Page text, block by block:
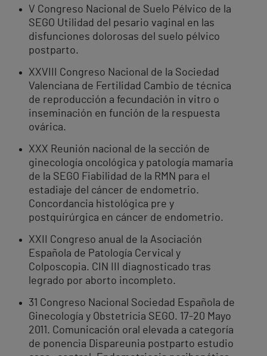
V Congreso Nacional de Suelo Pélvico de la
SEGO Utilidad del pesario vaginal en las
disfunciones dolorosas del suelo pélvico
postparto.
XXVIII Congreso Nacional de la Sociedad
Valenciana de Fertilidad Cambio de técnica
de reproducción a fecundación in vitro o
inseminación en función de la respuesta
ovárica.
XXX Reunión nacional de la sección de
ginecología oncológica y patología mamaria
de la SEGO Fiabilidad de la RMN para el
estadiaje del cáncer de endometrio.
Concordancia histológica pre y
postquirúrgica en cáncer de endometrio.
XXII Congreso anual de la Asociación
Española de Patología Cervical y
Colposcopia. CIN III diagnosticado tras
legrado por aborto incompleto.
31 Congreso Nacional Sociedad Española de
Ginecología y Obstetricia SEGO. 17-20 Mayo
2011. Comunicación oral elevada a categoría
de ponencia Dispareunia postparto estudio